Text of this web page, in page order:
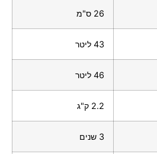
26 ס"מ
43 ליטר
46 ליטר
2.2 ק"ג
3 שנים